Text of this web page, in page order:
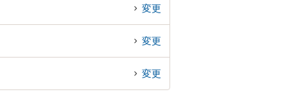
変更
変更
変更